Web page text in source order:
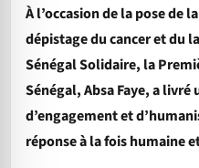
À l’occasion de la pose de
dépistage du cancer et du
Sénégal Solidaire, la
Sénégal, Absa Faye, a
d’engagement et
réponse à la fois humaine